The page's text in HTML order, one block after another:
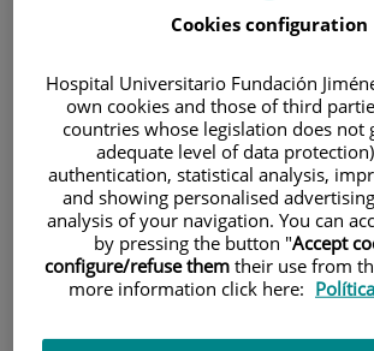
900 301 013
INICIO|SALA DE PRENSA|VÍDEOS
Vídeos
Cookies configuration
Hospital Universitario Fundación
own cookies and those of third
countries whose legislation does not
adequate level of data
authentication, statistical analysis,
and showing personalised
analysis of your navigation. You can
by pressing the button "Accept
configure/refuse them their use from
more information click here: